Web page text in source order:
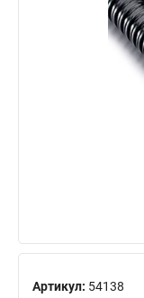
Артикул: 54138